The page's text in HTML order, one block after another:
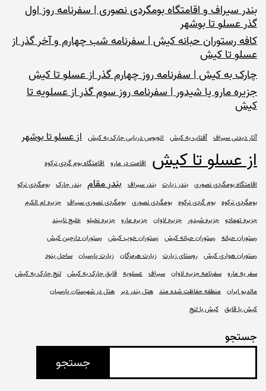
بندر سیراف و اقامتگاه بومگردی نصوری | سفرنامه روز اول
گذر عسلو تا بوشهر
کافه رستوران حبانه کیش | سفرنامه شب چهارم و آخر گذر از
عسلو تا کیش
چارک به کیش | سفرنامه روز چهارم گذر از عسلو تا کیش
جزیره مارو یا شیدور | سفرنامه روز سوم گذر از عسلویه تا
کیش
آثار دیدنی سیراف آفتاب به کیش اتوبوس دریایی چارک به کیش از عسلو تا بوشهر
از عسلو تا کیش اقامت در مارو اقامتگاه بوم گردی نرکوه
اقامتگاه بومگردی نصوری بندر زیارت بندر سیراف بندر مقام بندر چارک بومگردی نرکو
بومگردی نرکوه بوم گردی نرکوه بومگردی نصوری بومگردی نصوری سیراف جزیره ام الکرم
جزیره تهمادو جزیره شیدور جزیره لاوان جزیره مارو جزیره نخیلو خلیج نایبند
رستوران حبانه رستوران حبانه کیش رستوران خوب کیش رستوران دارچین کیش
رستوران هواری کیش روستای زیارت زیارت هرمزگان زیارت پارسیان ساحل بنود
سفر به مارو سفرنامه جزیره لاوان سیراف عسلویه قایق چارک به کیش لنج چارک به کیش
مالدیو ایران منطقه حفاظت شده مند هتل بندر دیر هتل در شهرستان پارسیان
کیش با قایق کیش با لنج
جستجو
جستجو